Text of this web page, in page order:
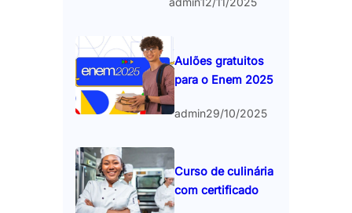
Aulões gratuitos
para o Enem 2025
admin29/10/2025
Curso de culinária
com certificado